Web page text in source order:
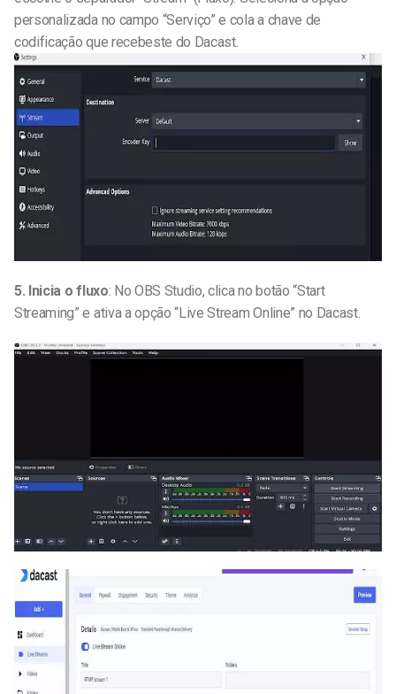
personalizada no campo “Serviço” e cola a chave de
codificação que recebeste do Dacast.
5. Inicia o fluxo: No OBS Studio, clica no botão “Start
Streaming” e ativa a opção “Live Stream Online” no Dacast.